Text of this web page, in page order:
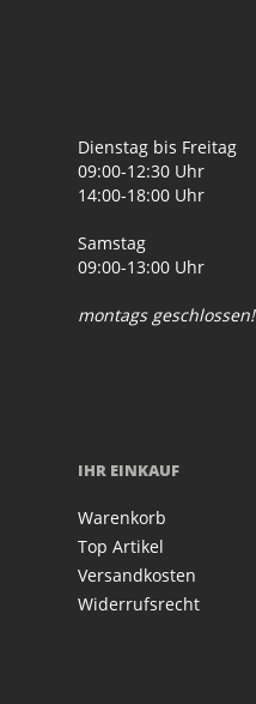
Dienstag bis Freitag
09:00-12:30 Uhr
14:00-18:00 Uhr
Samstag
09:00-13:00 Uhr
montags geschlossen!
IHR EINKAUF
Warenkorb
Top Artikel
Versandkosten
Widerrufsrecht